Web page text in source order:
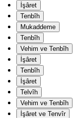
İşâret
Tenbîh
Mukaddeme
Tenbîh
Vehim ve Tenbîh
İşâret
Tenbîh
İşâret
Telvîh
Vehim ve Tenbîh
İşâret ve Tenvîr